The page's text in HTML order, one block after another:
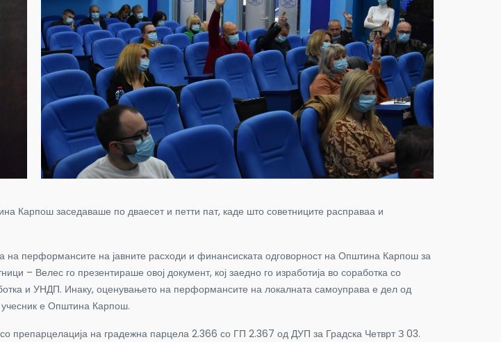
Карпош заседаваше по дваесет и петти пат, каде што советниците расправаа и
на перформансите на јавните расходи и финансиската одговорност на Општина Карпош за
– Велес го презентираше овој документ, кој заедно го изработија во соработка со
и УНДП. Инаку, оценувањето на перформансите на локалната самоуправа е дел од
учесник е Општина Карпош.
препарцелација на градежна парцела 2.366 со ГП 2.367 од ДУП за Градска Четврт З 03.